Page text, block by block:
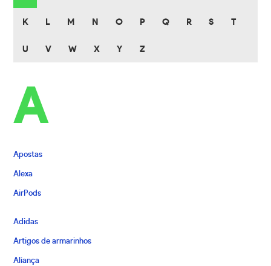
K L M N O P Q R S T
U V W X Y Z
A
Apostas
Alexa
AirPods
Adidas
Artigos de armarinhos
Aliança